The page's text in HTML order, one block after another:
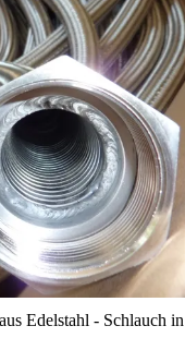
Edelstahl - Schlauch in